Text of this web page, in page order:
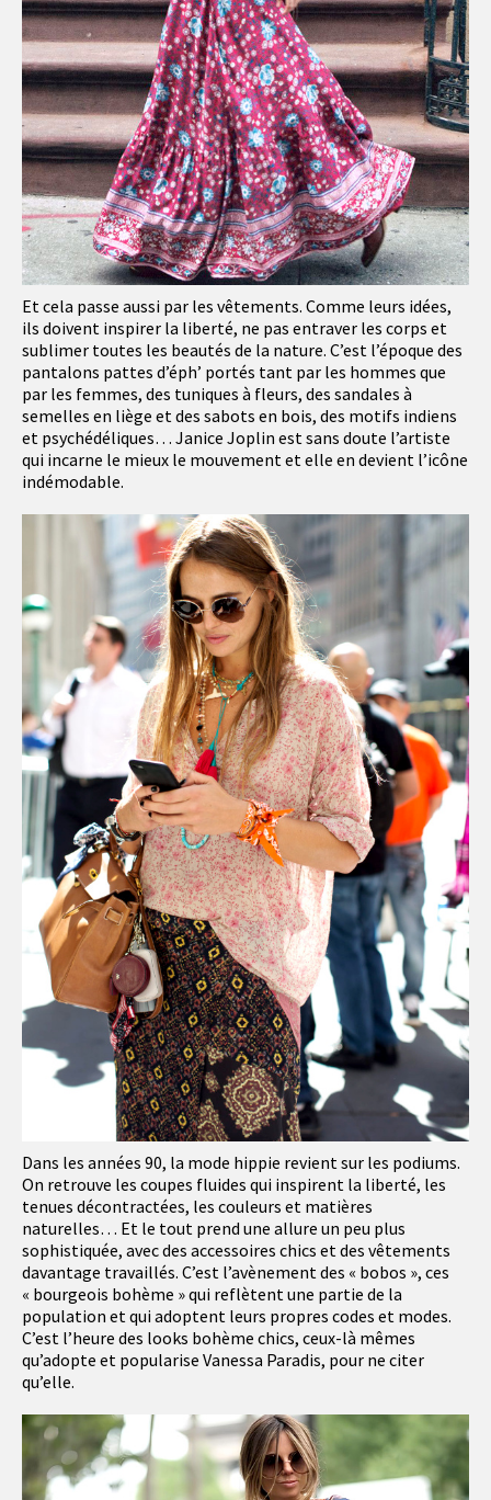
Et cela passe aussi par les vêtements. Comme leurs idées,
ils doivent inspirer la liberté, ne pas entraver les corps et
sublimer toutes les beautés de la nature. C’est l’époque des
pantalons pattes d’éph’ portés tant par les hommes que
par les femmes, des tuniques à fleurs, des sandales à
semelles en liège et des sabots en bois, des motifs indiens
et psychédéliques… Janice Joplin est sans doute l’artiste
qui incarne le mieux le mouvement et elle en devient l’icône
indémodable.
Dans les années 90, la mode hippie revient sur les podiums.
On retrouve les coupes fluides qui inspirent la liberté, les
tenues décontractées, les couleurs et matières
naturelles… Et le tout prend une allure un peu plus
sophistiquée, avec des accessoires chics et des vêtements
davantage travaillés. C’est l’avènement des « bobos », ces
« bourgeois bohème » qui reflètent une partie de la
population et qui adoptent leurs propres codes et modes.
C’est l’heure des looks bohème chics, ceux-là mêmes
qu’adopte et popularise Vanessa Paradis, pour ne citer
qu’elle.